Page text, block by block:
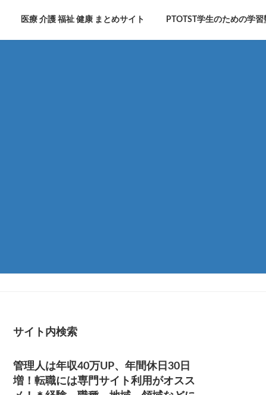
医療 介護 福祉 健康 まとめサイト PTOTST学生のための学習
サイト内検索
管理人は年収40万UP、年間休日30日
増！転職には専門サイト利用がオスス